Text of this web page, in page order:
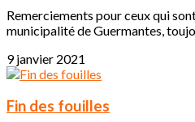
Remerciements pour ceux qui
municipalité de Guermantes,
9 janvier 2021
Fin des fouilles